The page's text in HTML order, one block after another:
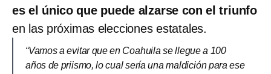
es el único que puede alzarse con el triunfo
en las próximas elecciones estatales.
“Vamos a evitar que en Coahuila se llegue a 100
años de priismo, lo cual sería una maldición para ese